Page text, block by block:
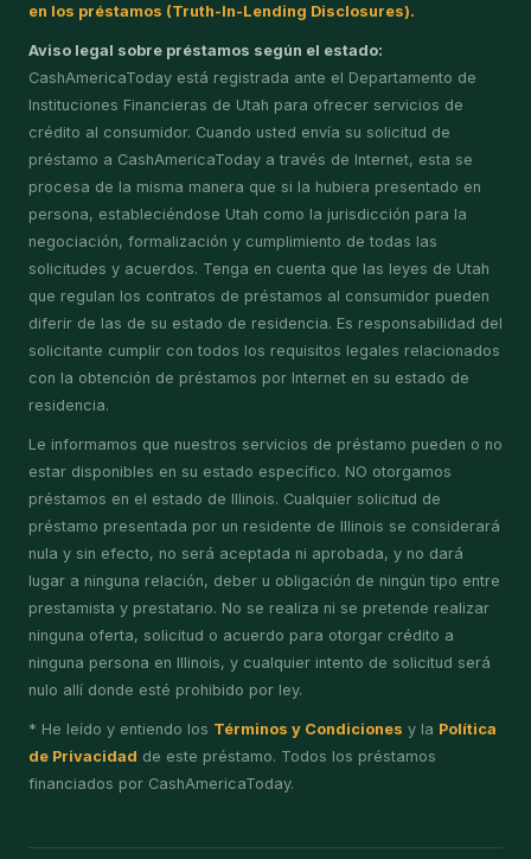
en los préstamos (Truth-In-Lending Disclosures).
Aviso legal sobre préstamos según el estado:
CashAmericaToday está registrada ante el Departamento de
Instituciones Financieras de Utah para ofrecer servicios de
crédito al consumidor. Cuando usted envía su solicitud de
préstamo a CashAmericaToday a través de Internet, esta se
procesa de la misma manera que si la hubiera presentado en
persona, estableciéndose Utah como la jurisdicción para la
negociación, formalización y cumplimiento de todas las
solicitudes y acuerdos. Tenga en cuenta que las leyes de Utah
que regulan los contratos de préstamos al consumidor pueden
diferir de las de su estado de residencia. Es responsabilidad del
solicitante cumplir con todos los requisitos legales relacionados
con la obtención de préstamos por Internet en su estado de
residencia.
Le informamos que nuestros servicios de préstamo pueden o no
estar disponibles en su estado específico. NO otorgamos
préstamos en el estado de Illinois. Cualquier solicitud de
préstamo presentada por un residente de Illinois se considerará
nula y sin efecto, no será aceptada ni aprobada, y no dará
lugar a ninguna relación, deber u obligación de ningún tipo entre
prestamista y prestatario. No se realiza ni se pretende realizar
ninguna oferta, solicitud o acuerdo para otorgar crédito a
ninguna persona en Illinois, y cualquier intento de solicitud será
nulo allí donde esté prohibido por ley.
* He leído y entiendo los Términos y Condiciones y la Política
de Privacidad de este préstamo. Todos los préstamos
financiados por CashAmericaToday.